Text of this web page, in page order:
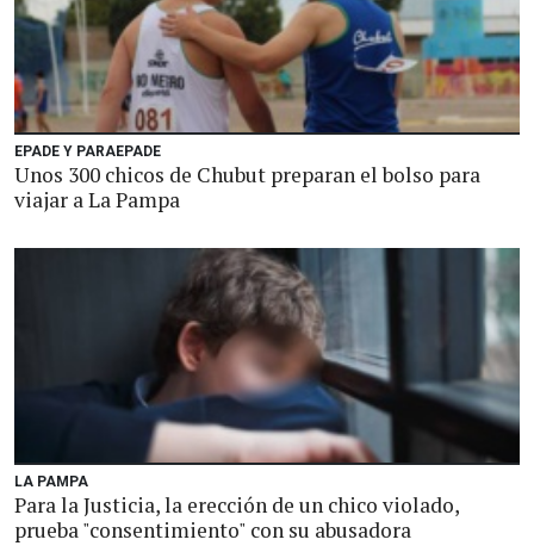
EPADE Y PARAEPADE
Unos 300 chicos de Chubut preparan el bolso para
viajar a La Pampa
LA PAMPA
Para la Justicia, la erección de un chico violado,
prueba "consentimiento" con su abusadora